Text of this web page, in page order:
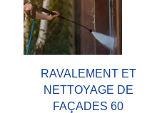
RAVALEMENT ET
NETTOYAGE DE
FAÇADES 60